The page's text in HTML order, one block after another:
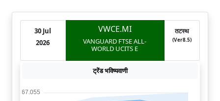
30 Jul
2026
VWCE.MI
VANGUARD FTSE ALL-
WORLD UCITS E
तटस्थ
(Ver8.5)
ट्रेंड भविष्यवाणी